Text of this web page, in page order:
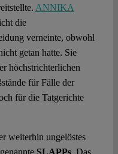
ANNIKA
die
verneinte, obwohl
getan hatte. Sie
höchstrichterlichen
für Fälle der
für die Tatgerichte
weiterhin ungelöstes
SLAPPs. Das